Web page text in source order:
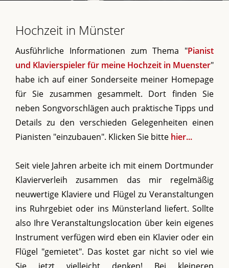
Hochzeit in Münster
Ausführliche Informationen zum Thema "Pianist
und Klavierspieler für meine Hochzeit in Muenster"
habe ich auf einer Sonderseite meiner Homepage
für Sie zusammen gesammelt. Dort finden Sie
neben Songvorschlägen auch praktische Tipps und
Details zu den verschieden Gelegenheiten einen
Pianisten "einzubauen". Klicken Sie bitte hier...
Seit viele Jahren arbeite ich mit einem Dortmunder
Klavierverleih zusammen das mir regelmäßig
neuwertige Klaviere und Flügel zu Veranstaltungen
ins Ruhrgebiet oder ins Münsterland liefert. Sollte
also Ihre Veranstaltungslocation über kein eigenes
Instrument verfügen wird eben ein Klavier oder ein
Flügel "gemietet". Das kostet gar nicht so viel wie